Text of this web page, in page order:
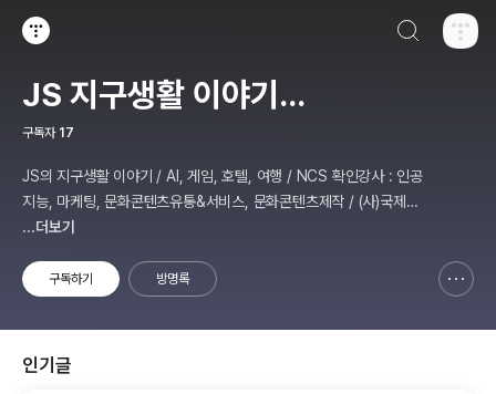
JS 지구생활 이야기...
구독자 17
JS의 지구생활 이야기 / AI, 게임, 호텔, 여행 / NCS 확인강사 : 인공
지능, 마케팅, 문화콘텐츠유통&서비스, 문화콘텐츠제작 / (사)국제미
디어예술협회 강원지부장 겸 수석연구원
...더보기
구독하기 방명록
인기글